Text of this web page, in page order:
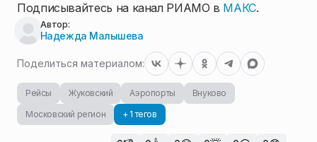
Подписывайтесь на канал РИАМО в МАКС.
Автор:
Надежда Малышева
Поделиться материалом:
Рейсы Жуковский Аэропорты
Внуково
Московский регион
+ 1 тегов